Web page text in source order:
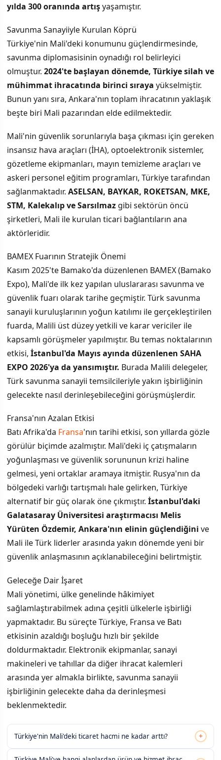
yılda 300 oranında artışyaşamıştır.
Savunma Sanayiiyle Kurulan Köprü
Türkiye'nin Mali'deki konumunu güçlendirmesinde,
savunma diplomasisinin oynadığı rol belirleyici
olmuştur. 2024'te başlayan dönemde, Türkiye silah ve
mühimmat ihracatında birinci sıraya yükselmiştir.
Bunun yanı sıra, Ankara'nın toplam ihracatının yaklaşık
beşte biri Mali pazarından elde edilmektedir.
Mali'nin güvenlik sorunlarıyla başa çıkması için gereken
insansız hava araçları (İHA), optoelektronik sistemler,
gözetleme ekipmanları, mayın temizleme araçları ve
askeri personel eğitim programları, Türkiye tarafından
sağlanmaktadır. ASELSAN, BAYKAR, ROKETSAN, MKE,
STM, Kalekalıp ve Sarsılmaz gibi sektörün öncü
şirketleri, Mali ile kurulan ticari bağlantıların ana
aktörleridir.
BAMEX Fuarının Stratejik Önemi
Kasım 2025'te Bamako'da düzenlenen BAMEX (Bamako
Expo), Mali'de ilk kez yapılan uluslararası savunma ve
güvenlik fuarı olarak tarihe geçmiştir. Türk savunma
sanayii kuruluşlarının yoğun katılımı ile gerçekleştirilen
fuarda, Malili üst düzey yetkili ve karar vericiler ile
kapsamlı görüşmeler yapılmıştır. Bu temas noktalarının
etkisi, İstanbul'da Mayıs ayında düzenlenen SAHA
EXPO 2026'ya da yansımıştır. Burada Malili delegeler,
Türk savunma sanayii temsilcileriyle yakın işbirliğinin
gelecekte nasıl derinleşebileceğini görüşmüşlerdir.
Fransa'nın Azalan Etkisi
Batı Afrika'da Fransa'nın tarihi etkisi, son yıllarda gözle
görülür biçimde azalmıştır. Mali'deki iç çatışmaların
yoğunlaşması ve güvenlik sorununun krizi haline
gelmesi, yeni ortaklar aramaya itmiştir. Rusya'nın da
bölgedeki varlığı tartışmalı hale gelirken, Türkiye
alternatif bir güç olarak öne çıkmıştır. İstanbul'daki
Galatasaray Üniversitesi araştırmacısı Melis
Yürüten Özdemir, Ankara'nın elinin güçlendiğini ve
Mali ile Türk liderler arasında yakın dönemde yeni bir
güvenlik anlaşmasının açıklanabileceğini belirtmiştir.
Geleceğe Dair İşaret
Mali yönetimi, ülke genelinde hâkimiyet
sağlamlaştırabilmek adına çeşitli ülkelerle işbirliği
yapmaktadır. Bu süreçte Türkiye, Fransa ve Batı
etkisinin azaldığı boşluğu hızlı bir şekilde
doldurmaktadır. Elektronik ekipmanlar, sanayi
makineleri ve tahıllar da diğer ihracat kalemleri
arasında yer almakla birlikte, savunma sanayii
işbirliğinin gelecekte daha da derinleşmesi
beklenmektedir.
Türkiye'nin Mali'deki ticaret hacmi ne kadar arttı? +